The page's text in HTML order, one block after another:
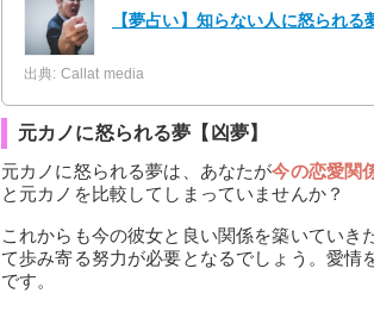
【夢占い】知らない人に怒られ
出典: Callat media
元カノに怒られる夢【凶夢】
元カノに怒られる夢は、あなたが今の恋愛関
と元カノを比較してしまっていませんか？
これからも今の彼女と良い関係を築いてい
て歩み寄る努力が必要となるでしょう。愛情
です。